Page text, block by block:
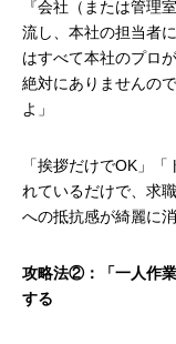
『会社（または管理
流し、本社の担当者
はすべて本社のプロ
絶対にありませんの
よ」
「挨拶だけでOK」
れているだけで、求
への抵抗感が綺麗に
攻略法②：「一人作
する